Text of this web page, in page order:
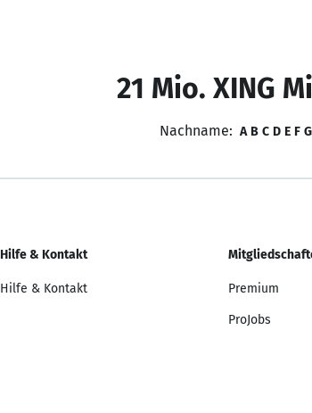
21 Mio. XING
Nachname: A B C D E F G
Hilfe & Kontakt
Hilfe & Kontakt Premium
ProJobs